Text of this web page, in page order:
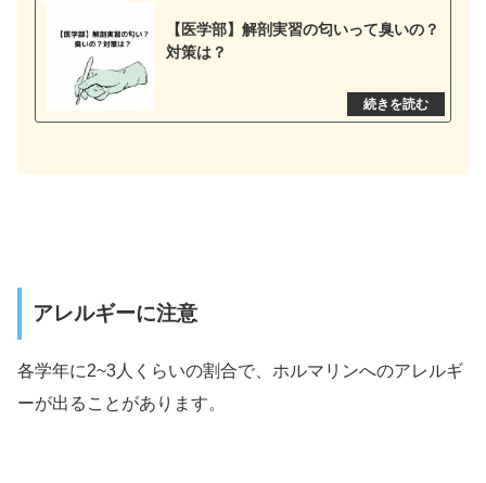
【医学部】解剖実習の匂いって臭いの？
対策は？
アレルギーに注意
各学年に2~3人くらいの割合で、ホルマリンへのアレルギ
ーが出ることがあります。